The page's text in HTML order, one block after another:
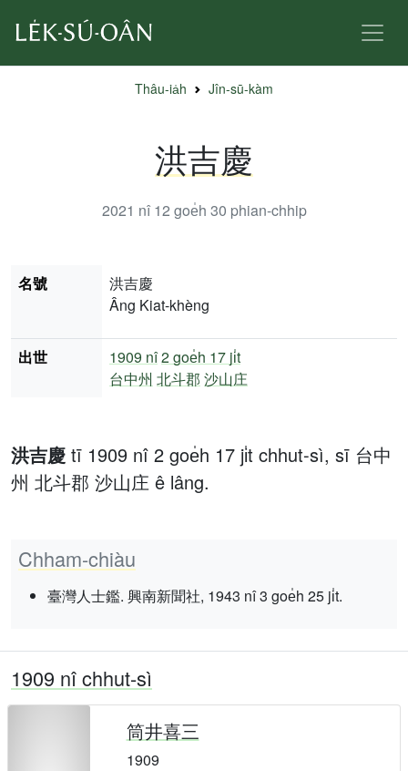
Thâu-ia̍h Jîn-sū-kàm
洪吉慶
2021 nî 12 goe̍h 30 phian-chhip
洪吉慶 tī 1909 nî 2 goe̍h 17 ji̍t chhut-sì, sī 台中
州 北斗郡 沙山庄 ê lâng.
Chham-chiàu
臺灣人士鑑. 興南新聞社, 1943 nî 3 goe̍h 25 ji̍t.
名號
洪吉慶
Âng Kiat-khèng
出世 1909 nî2 goe̍h 17 ji̍t
台中州 北斗郡 沙山庄
1909 nî chhut-sì
筒井喜三
1909